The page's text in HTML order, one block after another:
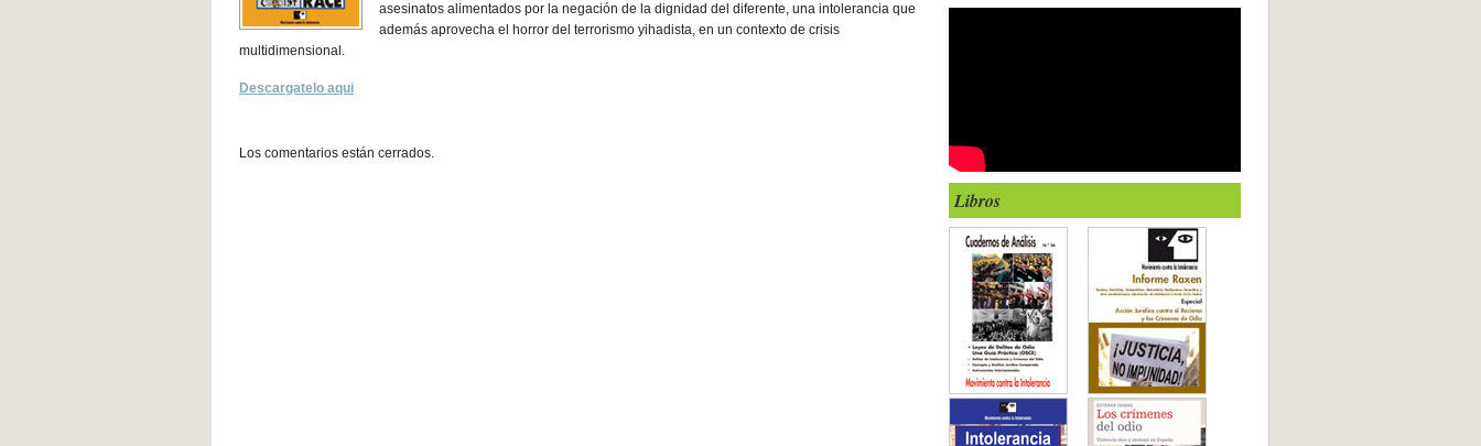
asesinatos alimentados por la negación de la dignidad del diferente, una intolerancia que
además aprovecha el horror del terrorismo yihadista, en un contexto de crisis
multidimensional.
Descargatelo aqui
Los comentarios están cerrados.
Libros